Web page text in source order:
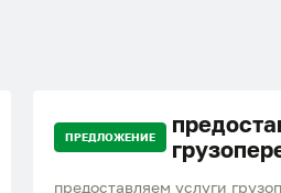
ПРЕДЛОЖЕНИЕ
предоставляем услуги